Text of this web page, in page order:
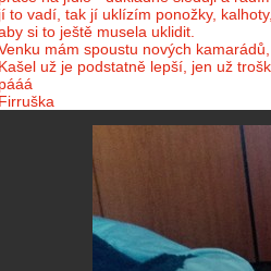
jí to vadí, tak jí uklízím ponožky,
si to ještě musela uklidit.
mám spoustu nových
Kašel už je podstatně lepší, jen už
pááá
Firruška